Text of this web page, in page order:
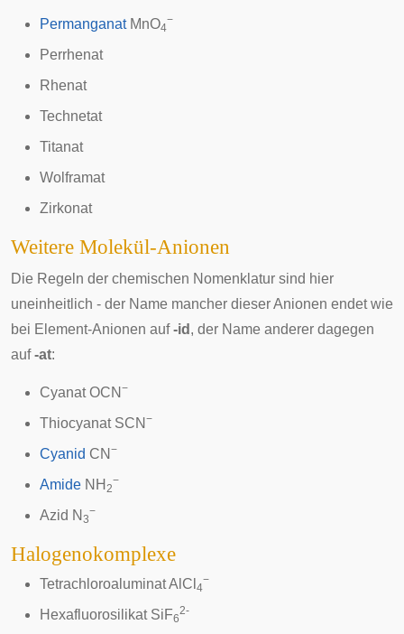
PermanganatMnO4
−
Perrhenat
Rhenat
Technetat
Titanat
Wolframat
Zirkonat
Weitere Molekül-Anionen
Die Regeln der chemischen Nomenklatur sind hier
uneinheitlich - der Name mancher dieser Anionen endet wie
bei Element-Anionen auf-id , der Name anderer dagegen
auf-at:
CyanatOCN −
ThiocyanatSCN −
Cyanid CN −
Amide NH 2
−
Azid N 3
−
Halogenokomplexe
TetrachloroaluminatAlCl 4
−
HexafluorosilikatSiF6
2-